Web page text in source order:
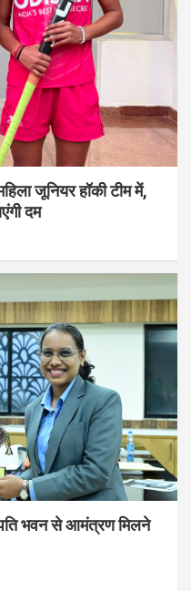
जूनियर हॉकी टीम में,
दम
भवन से आमंत्रण मिलने